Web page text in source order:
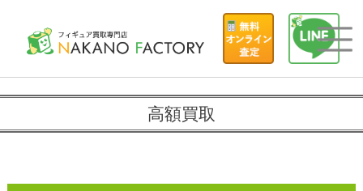
高額買取